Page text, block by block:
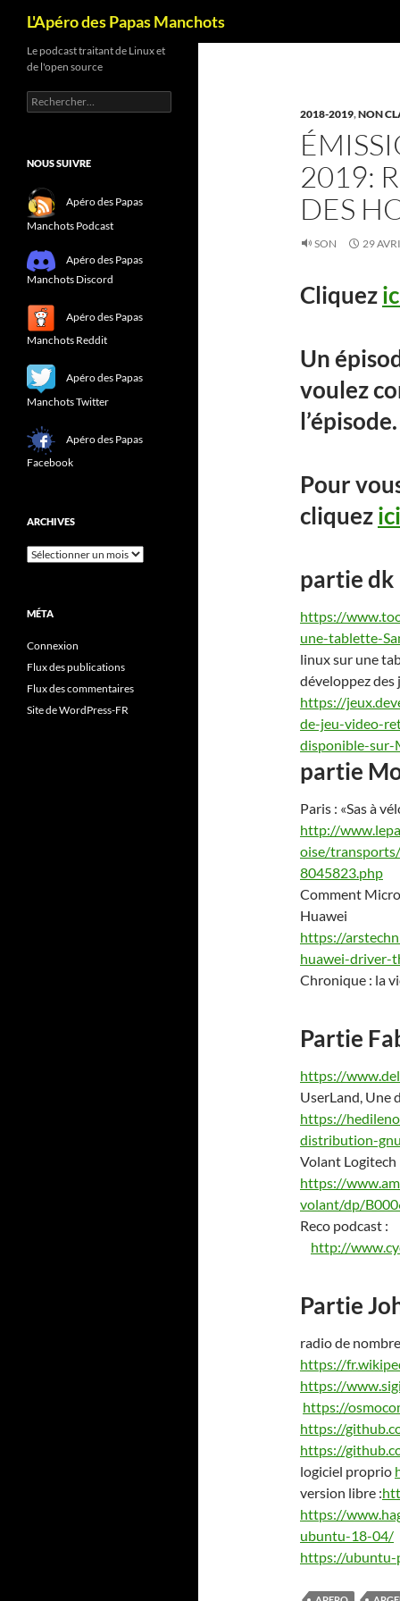
L'Apéro des Papas Manchots
2018-2019,NON
2019:
DES
SON 29
Cliquez
Un
voulez
l’épisode.
Pour
cliquezici
partie dk
https://
une-tablette-
linux sur une
développez des
https://
de-jeu-video-
disponible-
partie
Paris : «Sas à
http://
oise/
8045823.php
Comment
Huawei
https://
huawei-driver-
Chronique : la
Partie
https://
UserLand,
https://
distribution-
Volant Logitech
https://
volant/dp/
Reco podcast :
http://
Partie
radio de
https://
https://
https://
https://
https://
logiciel proprio
version libre :
https://
ubuntu-18-04/
https://ubuntu-
Le podcast traitant de Linux et
de l'open source
Rechercher :
NOUS SUIVRE
Apéro des Papas
Manchots Podcast
Apéro des Papas
Manchots Discord
Apéro des Papas
Manchots Reddit
Apéro des Papas
Manchots Twitter
Apéro des Papas
Facebook
ARCHIVES
Archives
MÉTA
Connexion
Flux des publications
Flux des commentaires
Site de WordPress-FR